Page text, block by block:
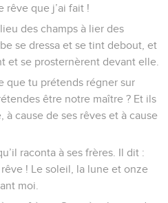
rêve que j’ai fait !
des champs à lier des
se dressa et se tint debout, et
et se prosternèrent devant elle.
que tu prétends régner sur
être notre maître ? Et ils
à cause de ses rêves et à cause
raconta à ses frères. Il dit :
! Le soleil, la lune et onze
moi.